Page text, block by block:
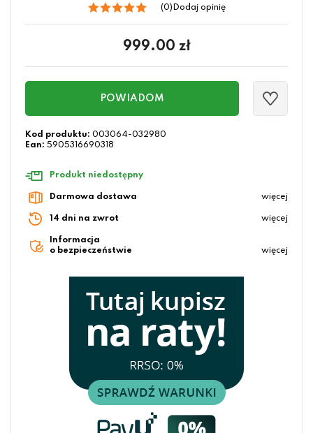
(0) Dodaj opinię
999.00 zł
POWIADOM
Kod produktu: 003064-032980
Ean: 5905316690318
Produkt niedostępny
Darmowa dostawa więcej
14 dni na zwrot więcej
Informacja
o bezpieczeństwie
więcej